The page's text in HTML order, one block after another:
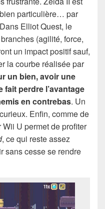
particulière… par
Elliot Quest, le
(agilité, force,
un impact positif sauf,
la courbe réalisée par
un bien, avoir une
perdre l’avantage
en contrebas. Un
Enfin, comme de
U permet de profiter
, ce qui reste assez
sans cesse se rendre